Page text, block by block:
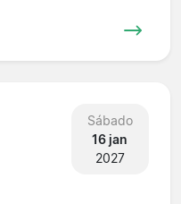
Sábado
16 jan
2027